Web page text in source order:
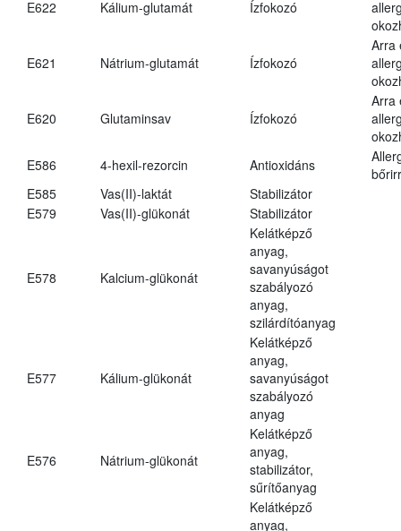
E622 Kálium-glutamát Ízfokozó
E621 Nátrium-glutamát Ízfokozó
Arra
E620 Glutaminsav Ízfokozó
Arra
E586
4-hexil-rezorcin Antioxidáns
E585
Vas(II)-laktát
Stabilizátor
E579
Vas(II)-glükonát Stabilizátor
E578 Kalcium-glükonát
Kelátképző
anyag,
savanyúságot
szabályozó
anyag,
szilárdítóanyag
E577 Kálium-glükonát
Kelátképző
anyag,
savanyúságot
szabályozó
anyag
E576 Nátrium-glükonát
Kelátképző
anyag,
stabilizátor,
sűrítőanyag
Kelátképző
anyag,